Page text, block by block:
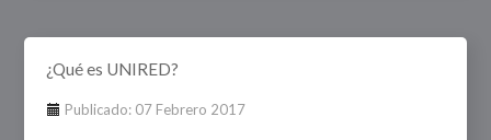
¿Qué es ​UNIRED?
Publicado: 07 Febrero 2017